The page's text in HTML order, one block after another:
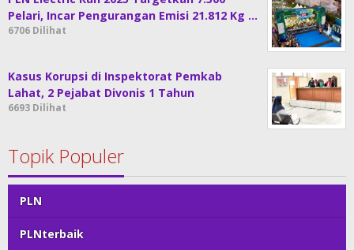
Pelari, Incar Pengurangan Emisi 21.812 Kg …
6706 Dilihat
Kasus Korupsi di Inspektorat Pemkab
Lahat, 2 Pejabat Divonis 1 Tahun
6693 Dilihat
Topik Populer
PLN
PLNterbaik